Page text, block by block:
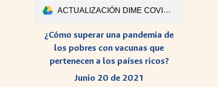
ACTUALIZACIÓN DIME COVID-Boletin #43-1.pdf
¿Cómo superar una pandemia de
los pobres con vacunas que
pertenecen a los países ricos?
Junio 20 de 2021